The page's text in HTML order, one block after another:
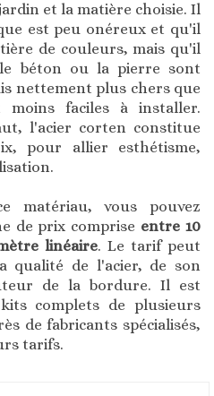
et la matière choisie. Il
est peu onéreux et qu'il
de couleurs, mais qu'il
béton ou la pierre sont
nettement plus chers que
faciles à installer.
l'acier corten constitue
pour allier esthétisme,
matériau, vous pouvez
de prix comprise entre 10
linéaire. Le tarif peut
qualité de l'acier, de son
de la bordure. Il est
complets de plusieurs
de fabricants spécialisés,
tarifs.